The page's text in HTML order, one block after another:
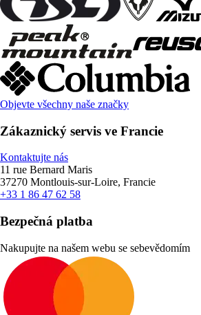
Objevte všechny naše značky
Zákaznický servis ve Francie
Kontaktujte nás
11 rue Bernard Maris
37270 Montlouis-sur-Loire, Francie
+33 1 86 47 62 58
Bezpečná platba
Nakupujte na našem webu se sebevědomím